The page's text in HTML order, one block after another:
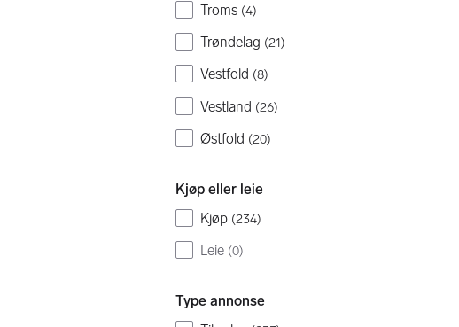
Troms (4)
Trøndelag (21)
Vestfold (8)
Vestland (26)
Østfold (20)
Kjøp eller leie
Kjøp (234)
Leie (0)
Type annonse